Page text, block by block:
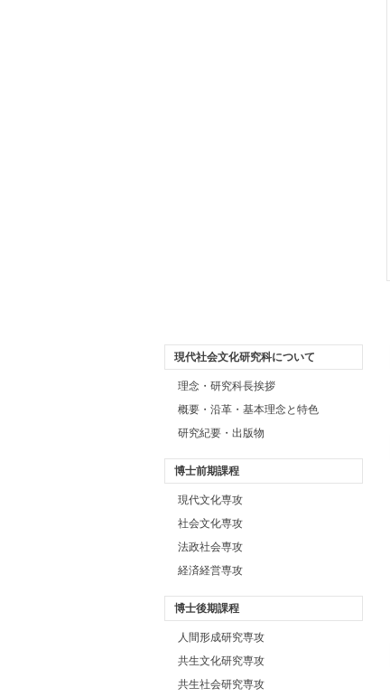
現代社会文化研究科について
理念・研究科長挨拶
概要・沿革・基本理念と特色
研究紀要・出版物
博士前期課程
現代文化専攻
社会文化専攻
法政社会専攻
経済経営専攻
博士後期課程
人間形成研究専攻
共生文化研究専攻
共生社会研究専攻